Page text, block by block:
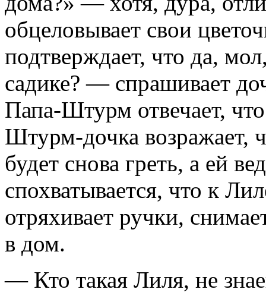
обцеловывает свои
подтверждает, что да,
садике? — спрашивает
Папа-Штурм отвечает,
Штурм-дочка возражает,
будет снова греть, а ей
спохватывается, что к
отряхивает ручки,
в дом.
— Кто такая Лиля, не